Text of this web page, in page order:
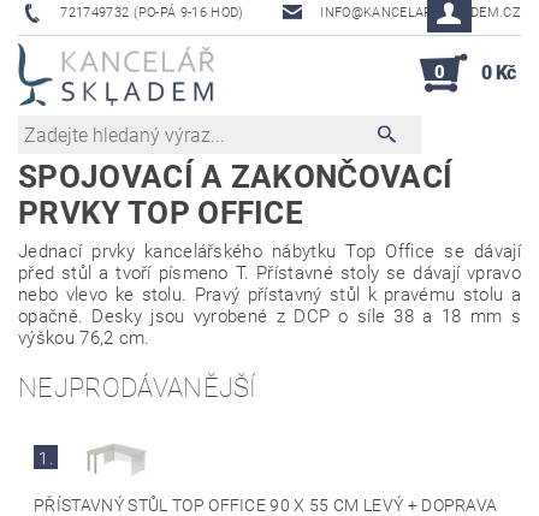
721749732 (PO-PÁ 9-16 HOD) INFO@KANCELAR-SKLADEM.CZ
0 0 Kč
SPOJOVACÍ A ZAKONČOVACÍ
PRVKY TOP OFFICE
Jednací prvky kancelářského nábytku Top Office se dávají
před stůl a tvoří písmeno T. Přístavné stoly se dávají vpravo
nebo vlevo ke stolu. Pravý přístavný stůl k pravému stolu a
opačně. Desky jsou vyrobené z DCP o síle 38 a 18 mm s
výškou 76,2 cm.
NEJPRODÁVANĚJŠÍ
1.
PŘÍSTAVNÝ STŮL TOP OFFICE 90 X 55 CM LEVÝ + DOPRAVA